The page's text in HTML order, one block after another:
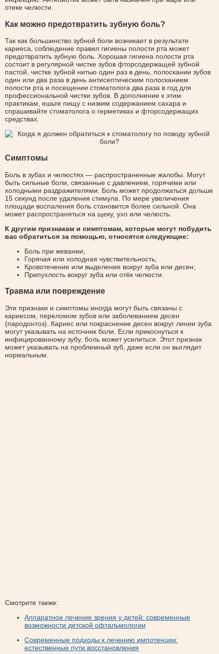
отеке челюсти.
Как можно предотвратить зубную боль?
Так как большинство зубной боли возникает в результате
кариеса, соблюдение правил гигиены полости рта может
предотвратить зубную боль. Хорошая гигиена полости рта
состоит в регулярной чистке зубов фторсодержащей зубной
пастой, чистке зубной нитью один раз в день, полоскании зубов
один или два раза в день антисептическим полосканием
полости рта и посещении стоматолога два раза в год для
профессиональной чистки зубов. В дополнение к этим
практикам, ешьте пищу с низким содержанием сахара и
спрашивайте стоматолога о герметиках и фторсодержащих
средствах.
Симптомы
Боль в зубах и челюстях — распространенные жалобы. Могут
быть сильные боли, связанные с давлением, горячими или
холодными раздражителями. Боль может продолжаться дольше
15 секунд после удаления стимула. По мере увеличения
площади воспаления боль становится более сильной. Она
может распространяться на щеку, ухо или челюсть.
К другим признакам и симптомам, которые могут побудить
вас обратиться за помощью, относятся следующие:
Боль при жевании;
Горячая или холодная чувствительность;
Кровотечение или выделения вокруг зуба или десен;
Припухлость вокруг зуба или отёк челюсти.
Травма или повреждение
Эти признаки и симптомы иногда могут быть связаны с
кариесом, переломом зубов или заболеванием десен
(пародонтоз). Кариес или покраснение десен вокруг линии зуба
могут указывать на источник боли. Если прикоснуться к
инфицированному зубу, боль может усилиться. Этот признак
может указывать на проблемный зуб, даже если он выглядит
нормальным.
Смотрите также:
Аппаратное лечение зрения у детей: современные
возможности детской офтальмологии
Современные подходы к лечению импотенции:
естественные пути восстановления